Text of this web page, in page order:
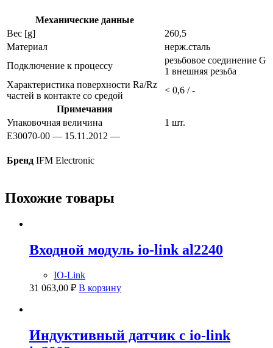
Механические данные
Вес [g]
260,5
Материал
нерж.сталь
Подключение к процессу
резьбовое соединение G
1 внешняя резьба
Характеристика поверхности Ra/Rz
частей в контакте со средой
< 0,6 / -
Примечания
Упаковочная величина
1 шт.
E30070-00 — 15.11.2012 —
Бренд IFM Electronic
Похожие товары
Входной модуль io-link al2240
IO-Link
31 063,00 ₽ В корзину
Индуктивный датчик с io-link